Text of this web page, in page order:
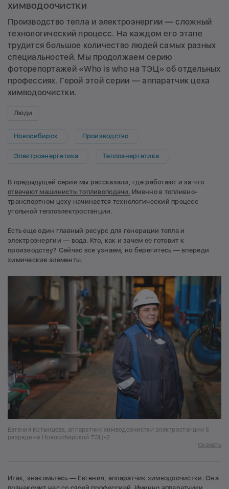
химводоочистки
Производство тепла и электроэнергии — сложный
технологический процесс. На каждом его этапе
трудится большое количество людей самых разных
специальностей. Мы продолжаем серию
фоторепортажей «Who is who на ТЭЦ» об отдельных
профессиях. Герой этой серии — аппаратчик цеха
химводоочистки.
Люди
Новосибирск Производство
Электроэнергетика Теплоэнергетика
В предыдущей серии мы рассказали, где работают и за что
отвечают машинисты топливоподачи. Именно в топливно-
транспортном цеху начинается технологический процесс
угольной теплоэлектростанции.
Есть еще один главный ресурс для генерации тепла и
электроэнергии — вода. Кто, как и зачем ее готовит к
производству? Сейчас все узнаем, но берегитесь — впереди
химические элементы.
Евгения Котынцева, аппаратчик химводоочистки электростанции 5
разряда на Новосибирской ТЭЦ-2
Скачать
Итак, знакомьтесь — Евгения, аппаратчик химводоочистки. Она